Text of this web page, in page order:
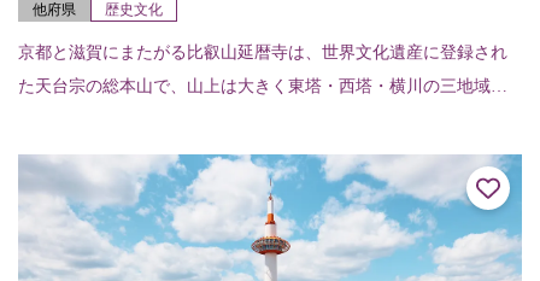
他府県 歴史文化
京都と滋賀にまたがる比叡山延暦寺は、世界文化遺産に登録され
た天台宗の総本山で、山上は大きく東塔・西塔・横川の三地域に
中心に広がっている。...